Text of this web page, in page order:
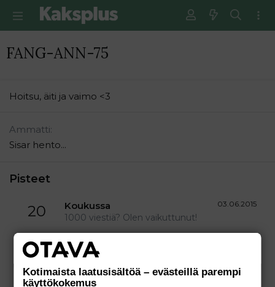
FANG-ANN-75
Hoitsu, äiti ja vaimo <3
Ammatti
Sisar hento...
Pisteet
20 03.06.2015
Koukussa
1000 viestiä? Olen vaikuttunut!
10 Et pysty lopettamaan
Olet kirjoittanut jo 100 viestiä! Et kai sentään
yhdessä päivässä.
Kotimaista laatusisältöä – evästeillä parempi
käyttökokemus